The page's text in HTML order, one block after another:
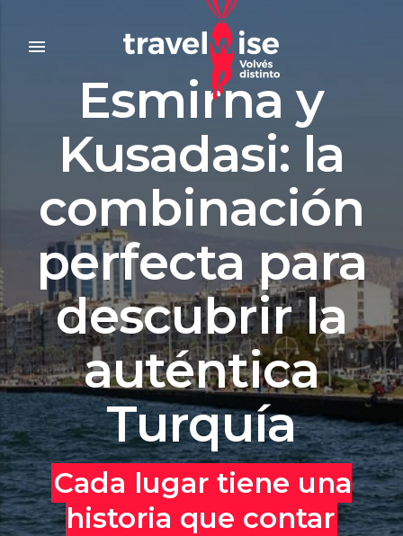
menu
Esmirna y
Kusadasi: la
combinación
perfecta para
descubrir la
auténtica
Turquía
Cada lugar tiene una
historia que contar